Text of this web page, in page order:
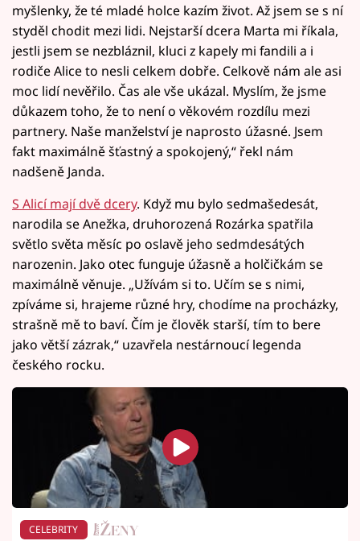
myšlenky, že té mladé holce kazím život. Až jsem se s ní
styděl chodit mezi lidi. Nejstarší dcera Marta mi říkala,
jestli jsem se nezbláznil, kluci z kapely mi fandili a i
rodiče Alice to nesli celkem dobře. Celkově nám ale asi
moc lidí nevěřilo. Čas ale vše ukázal. Myslím, že jsme
důkazem toho, že to není o věkovém rozdílu mezi
partnery. Naše manželství je naprosto úžasné. Jsem
fakt maximálně šťastný a spokojený,“ řekl nám
nadšeně Janda.
S Alicí mají dvě dcery. Když mu bylo sedmašedesát,
narodila se Anežka, druhorozená Rozárka spatřila
světlo světa měsíc po oslavě jeho sedmdesátých
narozenin. Jako otec funguje úžasně a holčičkám se
maximálně věnuje. „Užívám si to. Učím se s nimi,
zpíváme si, hrajeme různé hry, chodíme na procházky,
strašně mě to baví. Čím je člověk starší, tím to bere
jako větší zázrak,“ uzavřela nestárnoucí legenda
českého rocku.
CELEBRITY